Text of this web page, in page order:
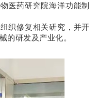
医药研究院海洋功能制
织修复相关研究，并开
的研发及产业化。